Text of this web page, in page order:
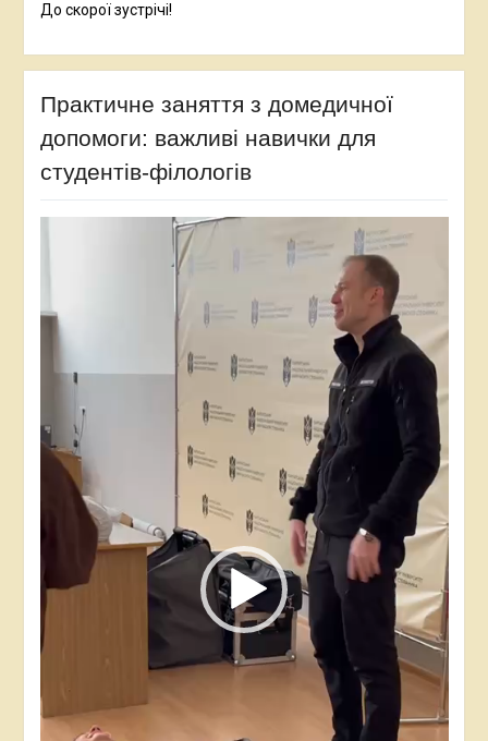
До скорої зустрічі!
Практичне заняття з домедичної
допомоги: важливі навички для
студентів-філологів